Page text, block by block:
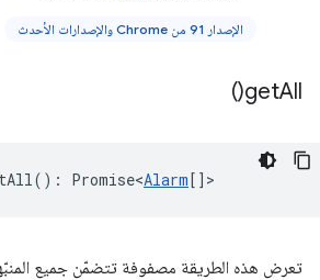
الإصدار 91 من Chrome والإصدارات الأحدث
getAll(
)
() : Promise<Alarm[] >
تعرض هذه الطريقة مصفوفة تتضمّن جميع